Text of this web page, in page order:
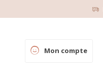
Mon compte